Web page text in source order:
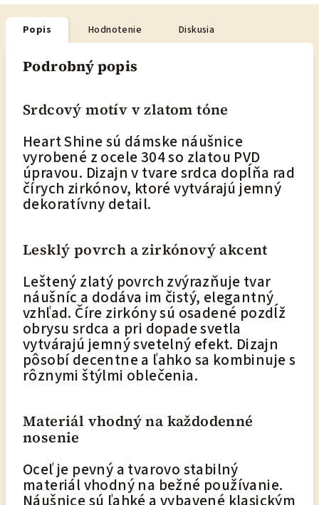
Popis Hodnotenie Diskusia
Podrobný popis
Srdcový motív v zlatom tóne
Heart Shine sú dámske náušnice
vyrobené z ocele 304 so zlatou PVD
úpravou. Dizajn v tvare srdca dopĺňa rad
čírych zirkónov, ktoré vytvárajú jemný
dekoratívny detail.
Lesklý povrch a zirkónový akcent
Leštený zlatý povrch zvýrazňuje tvar
náušníc a dodáva im čistý, elegantný
vzhľad. Číre zirkóny sú osadené pozdĺž
obrysu srdca a pri dopade svetla
vytvárajú jemný svetelný efekt. Dizajn
pôsobí decentne a ľahko sa kombinuje s
rôznymi štýlmi oblečenia.
Materiál vhodný na každodenné
nosenie
Oceľ je pevný a tvarovo stabilný
materiál vhodný na bežné používanie.